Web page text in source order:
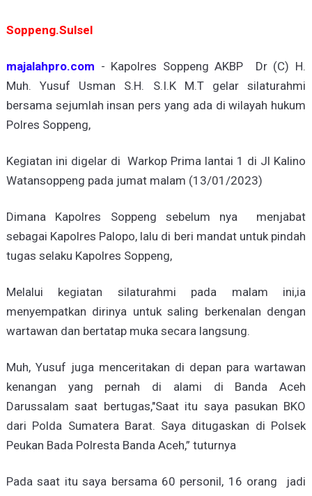
Soppeng.Sulsel
majalahpro.com - Kapolres Soppeng AKBP Dr (C) H.
Muh. Yusuf Usman S.H. S.I.K M.T gelar silaturahmi
bersama sejumlah insan pers yang ada di wilayah hukum
Polres Soppeng,
Kegiatan ini digelar di Warkop Prima lantai 1 di Jl Kalino
Watansoppeng pada jumat malam (13/01/2023)
Dimana Kapolres Soppeng sebelum nya menjabat
sebagai Kapolres Palopo, lalu di beri mandat untuk pindah
tugas selaku Kapolres Soppeng,
Melalui kegiatan silaturahmi pada malam ini,ia
menyempatkan dirinya untuk saling berkenalan dengan
wartawan dan bertatap muka secara langsung.
Muh, Yusuf juga menceritakan di depan para wartawan
kenangan yang pernah di alami di Banda Aceh
Darussalam saat bertugas,"Saat itu saya pasukan BKO
dari Polda Sumatera Barat. Saya ditugaskan di Polsek
Peukan Bada Polresta Banda Aceh,” tuturnya
Pada saat itu saya bersama 60 personil, 16 orang jadi